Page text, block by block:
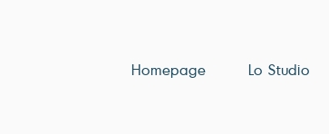
Homepage Lo Studio